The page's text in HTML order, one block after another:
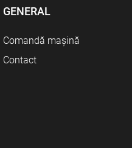
GENERAL
Comandă mașină
Contact